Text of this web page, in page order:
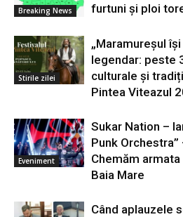
Breaking News
furtuni și ploi
Stirile zilei
„Maramureșul
legendar: peste
culturale și
Pintea Viteazul
Eveniment
Sukar Nation –
Punk
Chemăm
Baia Mare
Când aplauzele